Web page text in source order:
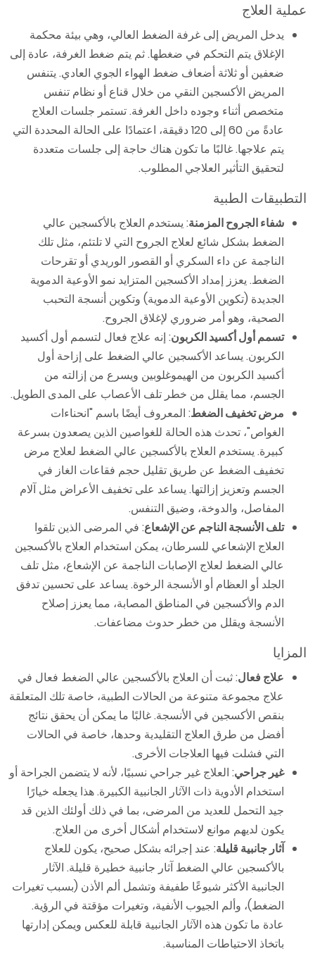
عملية العلاج
يدخل المريض إلى غرفة الضغط العالي، وهي بيئة محكمة
الإغلاق يتم التحكم في ضغطها. ثم يتم ضغط الغرفة، عادة إلى
ضعفين أو ثلاثة أضعاف ضغط الهواء الجوي العادي. يتنفس
المريض الأكسجين النقي من خلال قناع أو نظام تنفس
متخصص أثناء وجوده داخل الغرفة. تستمر جلسات العلاج
عادةً من 60 إلى 120 دقيقة، اعتمادًا على الحالة المحددة التي
يتم علاجها. غالبًا ما تكون هناك حاجة إلى جلسات متعددة
لتحقيق التأثير العلاجي المطلوب.
التطبيقات الطبية
شفاء الجروح المزمنة: يستخدم العلاج بالأكسجين عالي
الضغط بشكل شائع لعلاج الجروح التي لا تلتئم، مثل تلك
الناجمة عن داء السكري أو القصور الوريدي أو تقرحات
الضغط. يعزز إمداد الأكسجين المتزايد نمو الأوعية الدموية
الجديدة (تكوين الأوعية الدموية) وتكوين أنسجة التحبب
الصحية، وهو أمر ضروري لإغلاق الجروح.
تسمم أول أكسيد الكربون: إنه علاج فعال لتسمم أول أكسيد
الكربون. يساعد الأكسجين عالي الضغط على إزاحة أول
أكسيد الكربون من الهيموغلوبين ويسرع من إزالته من
الجسم، مما يقلل من خطر تلف الأعصاب على المدى الطويل.
مرض تخفيف الضغط: المعروف أيضًا باسم "انحناءات
الغواص"، تحدث هذه الحالة للغواصين الذين يصعدون بسرعة
كبيرة. يستخدم العلاج بالأكسجين عالي الضغط لعلاج مرض
تخفيف الضغط عن طريق تقليل حجم فقاعات الغاز في
الجسم وتعزيز إزالتها. يساعد على تخفيف الأعراض مثل آلام
المفاصل، والدوخة، وضيق التنفس.
تلف الأنسجة الناجم عن الإشعاع: في المرضى الذين تلقوا
العلاج الإشعاعي للسرطان، يمكن استخدام العلاج بالأكسجين
عالي الضغط لعلاج الإصابات الناجمة عن الإشعاع، مثل تلف
الجلد أو العظام أو الأنسجة الرخوة. يساعد على تحسين تدفق
الدم والأكسجين في المناطق المصابة، مما يعزز إصلاح
الأنسجة ويقلل من خطر حدوث مضاعفات.
المزايا
علاج فعال: ثبت أن العلاج بالأكسجين عالي الضغط فعال في
علاج مجموعة متنوعة من الحالات الطبية، خاصة تلك المتعلقة
بنقص الأكسجين في الأنسجة. غالبًا ما يمكن أن يحقق نتائج
أفضل من طرق العلاج التقليدية وحدها، خاصة في الحالات
التي فشلت فيها العلاجات الأخرى.
غير جراحي: العلاج غير جراحي نسبيًا، لأنه لا يتضمن الجراحة أو
استخدام الأدوية ذات الآثار الجانبية الكبيرة. هذا يجعله خيارًا
جيد التحمل للعديد من المرضى، بما في ذلك أولئك الذين قد
يكون لديهم موانع لاستخدام أشكال أخرى من العلاج.
آثار جانبية قليلة: عند إجرائه بشكل صحيح، يكون للعلاج
بالأكسجين عالي الضغط آثار جانبية خطيرة قليلة. الآثار
الجانبية الأكثر شيوعًا طفيفة وتشمل ألم الأذن (بسبب تغيرات
الضغط)، وألم الجيوب الأنفية، وتغيرات مؤقتة في الرؤية.
عادة ما تكون هذه الآثار الجانبية قابلة للعكس ويمكن إدارتها
باتخاذ الاحتياطات المناسبة.